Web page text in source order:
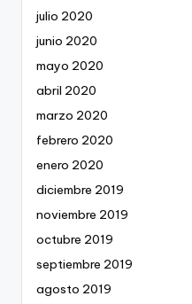
julio 2020
junio 2020
mayo 2020
abril 2020
marzo 2020
febrero 2020
enero 2020
diciembre 2019
noviembre 2019
octubre 2019
septiembre 2019
agosto 2019